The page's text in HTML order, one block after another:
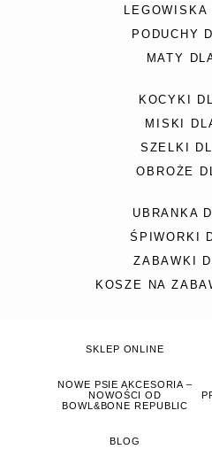
LEGOWISKA
PODUCHY
MATY
KOCYKI
MISKI
SZELKI
OBROŻE
UBRANKA
ŚPIWORKI
ZABAWKI
KOSZE NA
SKLEP ONLINE
NOWE PSIE AKCESORIA –
NOWOŚCI OD
BOWL&BONE REPUBLIC
BLOG